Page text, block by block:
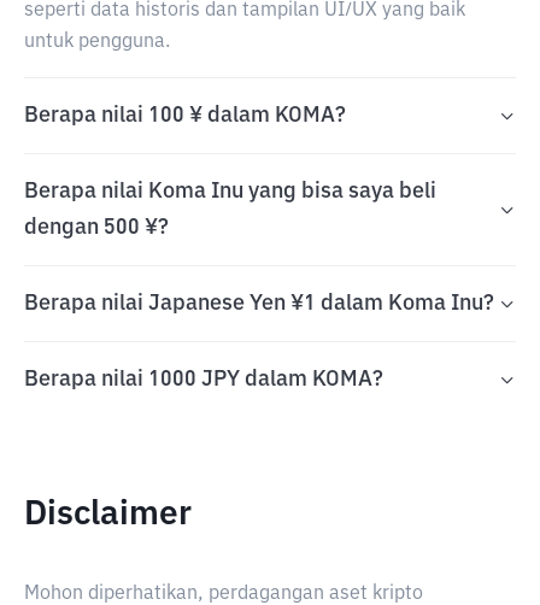
seperti data historis dan tampilan UI/UX yang baik
untuk pengguna.
Berapa nilai 100 ¥ dalam KOMA?
Berapa nilai Koma Inu yang bisa saya beli
dengan 500 ¥?
Berapa nilai Japanese Yen ¥1 dalam Koma Inu?
Berapa nilai 1000 JPY dalam KOMA?
Disclaimer
Mohon diperhatikan, perdagangan aset kripto